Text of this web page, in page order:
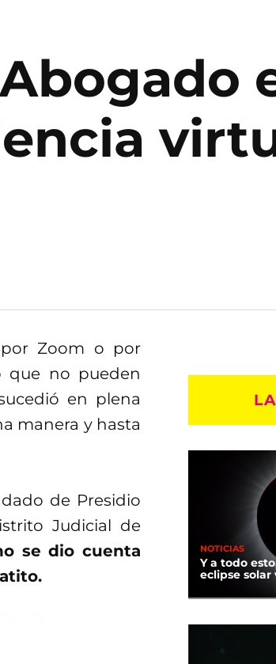
Zoom o por
que no pueden
en plena
manera y hasta
de Presidio
Judicial de
se dio cuenta
NOTICIAS
Y a todo
eclipse solar